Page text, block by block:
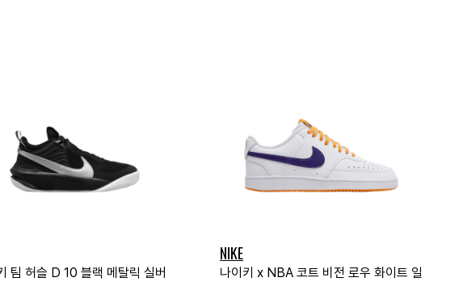
팀 허슬 D 10 블랙 메탈릭 실버
NIKE
나이키 x NBA 코트 비전 로우 화이트 일